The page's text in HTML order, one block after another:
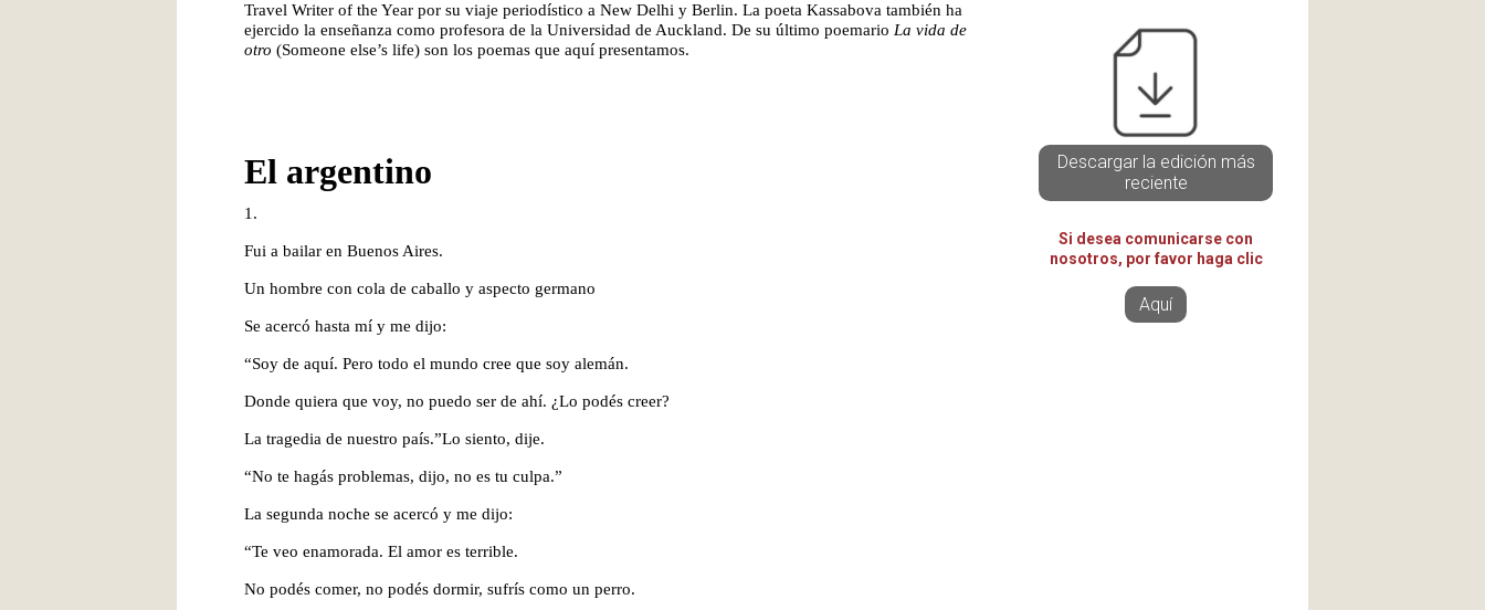
Travel Writer of the Year por su viaje periodístico a New Delhi y Berlin. La poeta Kassabova también ha
ejercido la enseñanza como profesora de la Universidad de Auckland. De su último poemario La vida de
otro (Someone else’s life) son los poemas que aquí presentamos.
El argentino
1.
Fui a bailar en Buenos Aires.
Un hombre con cola de caballo y aspecto germano
Se acercó hasta mí y me dijo:
“Soy de aquí. Pero todo el mundo cree que soy alemán.
Donde quiera que voy, no puedo ser de ahí. ¿Lo podés creer?
La tragedia de nuestro país.”Lo siento, dije.
“No te hagás problemas, dijo, no es tu culpa.”
La segunda noche se acercó y me dijo:
“Te veo enamorada. El amor es terrible.
No podés comer, no podés dormir, sufrís como un perro.
Descargar la edición más
reciente
Si desea comunicarse con
nosotros, por favor haga clic
Aquí